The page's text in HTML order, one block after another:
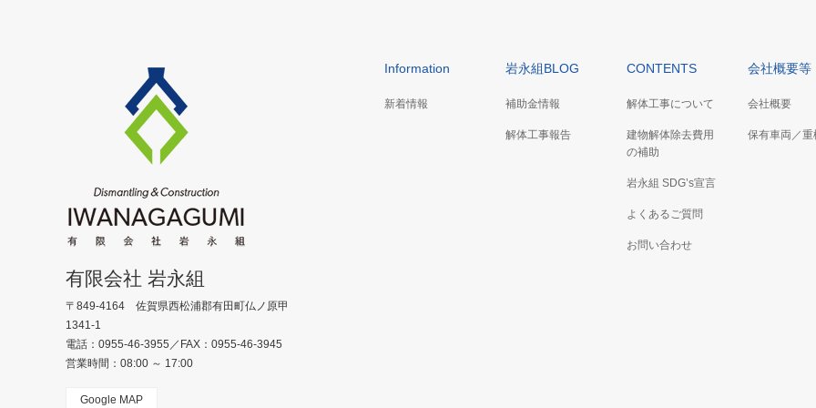
Information
新着情報
岩永組BLOG
補助金情報
解体工事報告
CONTENTS
解体工事について
建物解体除去費用
の補助
岩永組 SDG’s宣言
よくあるご質問
お問い合わせ
会社概要等
会社概要
保有車両／重
有限会社 岩永組
〒849-4164 佐賀県西松浦郡有田町仏ノ原甲
1341-1
電話：0955-46-3955／FAX：0955-46-3945
営業時間：08:00 ～ 17:00
Google MAP